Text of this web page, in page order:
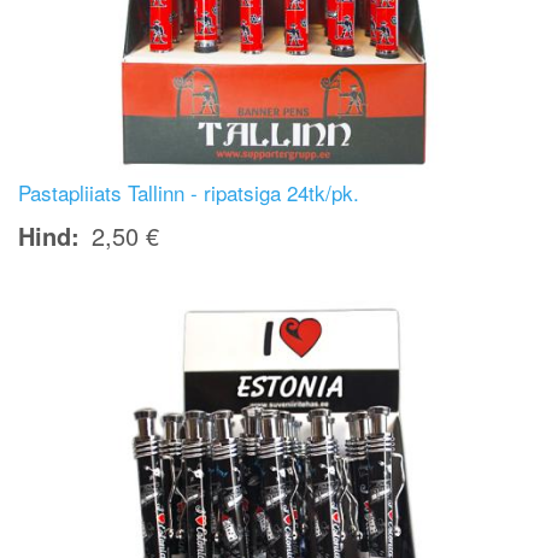
Pastapliiats Tallinn - ripatsiga 24tk/pk.
Hind 2,50 €